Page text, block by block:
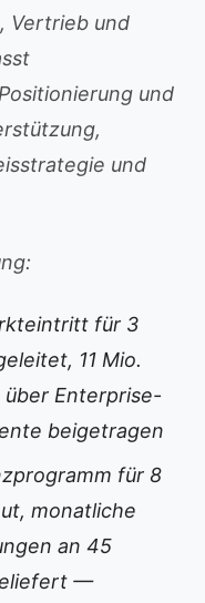
Vertrieb und
und
und
für 3
11 Mio.
über Enterprise-
beigetragen
für 8
monatliche
an 45
—